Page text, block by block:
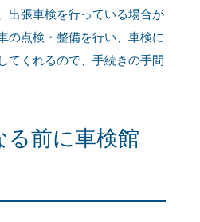
出張車検を行っている場合が
の点検・整備を行い、車検に
てくれるので、手続きの手間
る前に車検館